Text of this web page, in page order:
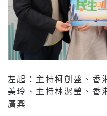
左起：主持柯創盛、香
美玲、主持林潔瑩、香
廣興